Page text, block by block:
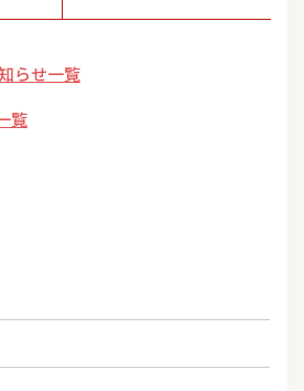
出
がある」＜名曲セレ
らせ一覧
覧